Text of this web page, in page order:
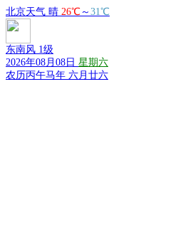
北京天气 晴 26℃ ～ 31℃
东南风 1级
2026年08月08日 星期六
农历丙午马年 六月廿六